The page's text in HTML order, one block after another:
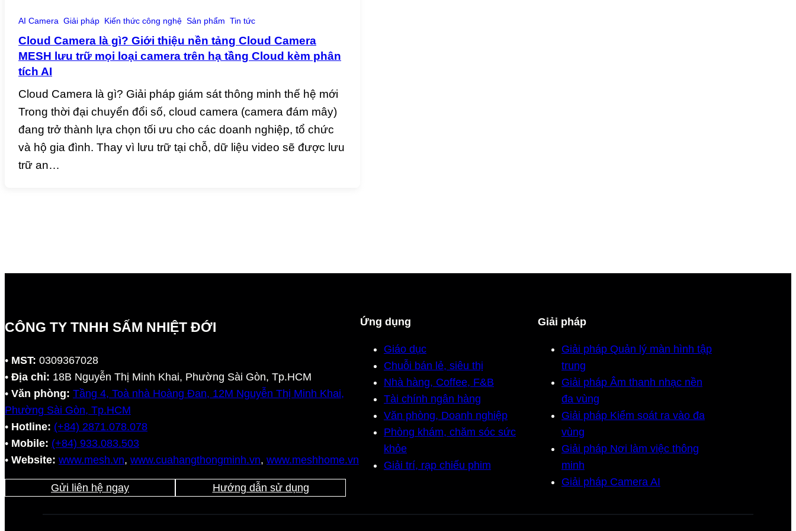
AI Camera Giải pháp Kiến thức công nghệ Sản phẩm Tin tức
Cloud Camera là gì? Giới thiệu nền tảng Cloud Camera
MESH lưu trữ mọi loại camera trên hạ tầng Cloud kèm phân
tích AI
Cloud Camera là gì? Giải pháp giám sát thông minh thế hệ mới
Trong thời đại chuyển đổi số, cloud camera (camera đám mây)
đang trở thành lựa chọn tối ưu cho các doanh nghiệp, tổ chức
và hộ gia đình. Thay vì lưu trữ tại chỗ, dữ liệu video sẽ được lưu
trữ an…
CÔNG TY TNHH SẤM NHIỆT ĐỚI
• MST: 0309367028
• Địa chỉ: 18B Nguyễn Thị Minh Khai, Phường Sài Gòn, Tp.HCM
• Văn phòng: Tầng 4, Toà nhà Hoàng Đan, 12M Nguyễn Thị Minh Khai,
Phường Sài Gòn, Tp.HCM
• Hotline: (+84) 2871.078.078
• Mobile: (+84) 933.083.503
• Website: www.mesh.vn, www.cuahangthongminh.vn, www.meshhome.vn
Gửi liên hệ ngay Hướng dẫn sử dụng
Ứng dụng
Giáo dục
Chuỗi bán lẻ, siêu thị
Nhà hàng, Coffee, F&B
Tài chính ngân hàng
Văn phòng, Doanh nghiệp
Phòng khám, chăm sóc sức
khỏe
Giải trí, rạp chiếu phim
Giải pháp
Giải pháp Quản lý màn hình tập
trung
Giải pháp Âm thanh nhạc nền
đa vùng
Giải pháp Kiểm soát ra vào đa
vùng
Giải pháp Nơi làm việc thông
minh
Giải pháp Camera AI